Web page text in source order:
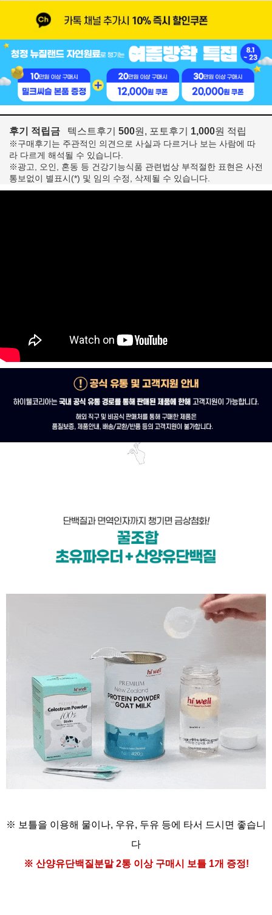
후기 적립금 텍스트후기 500원, 포토후기 1,000원 적립
※구매후기는 주관적인 의견으로 사실과 다르거나 보는 사람에 따
라 다르게 해석될 수 있습니다.
※광고, 오인, 혼동 등 건강기능식품 관련법상 부적절한 표현은 사전
통보없이 별표시(*) 및 임의 수정, 삭제될 수 있습니다.
※ 보틀을 이용해 물이나, 우유, 두유 등에 타서 드시면 좋습니
다
※ 산양유단백질분말2통 이상 구매시 보틀 1개 증정!